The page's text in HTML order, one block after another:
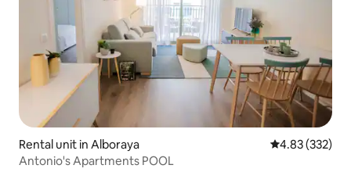
Rental unit in Alboraya 4.83 out of 5
4.83 (332)
Antonio's Apartments POOL